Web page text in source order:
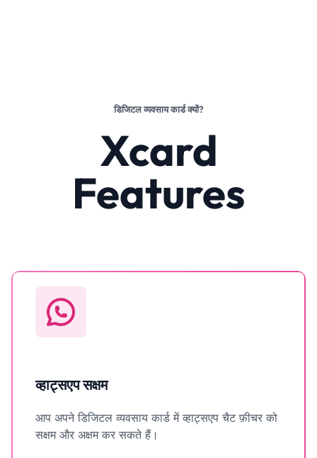
डिजिटल व्यवसाय कार्ड क्यों?
Xcard
Features
व्हाट्सएप सक्षम
आप अपने डिजिटल व्यवसाय कार्ड में व्हाट्सएप चैट फ़ीचर को
सक्षम और अक्षम कर सकते हैं।